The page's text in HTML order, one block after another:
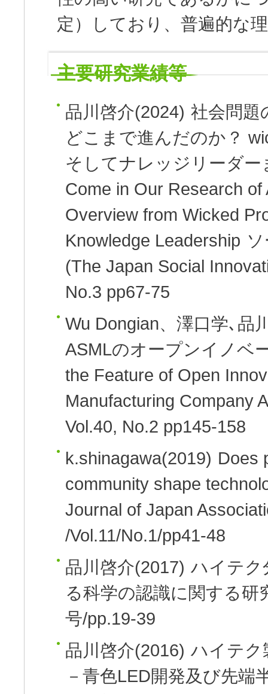
定）しており、普遍的な
主要研究業績等
品川啓介(2024) 社会問題
どこまで進んだのか？
そしてナレッジリーダ
Come in Our Research
Overview from Wicked
Knowledge Leadership
(The Japan Social
No.3 pp67-75
Wu Dongian、澤口学､品
ASMLのオープンイノベ
the Feature of Open
Manufacturing Company
Vol.40, No.2 pp145-158
k.shinagawa(2019) Does
community shape
Journal of Japan
/Vol.11/No.1/pp41-48
品川啓介(2017) ハイテク
る科学の認識に関する研
号/pp.19-39
品川啓介(2016) ハイテク
－青色LED開発及び先端